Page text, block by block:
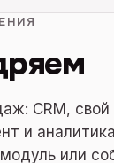
CRM,
и
или